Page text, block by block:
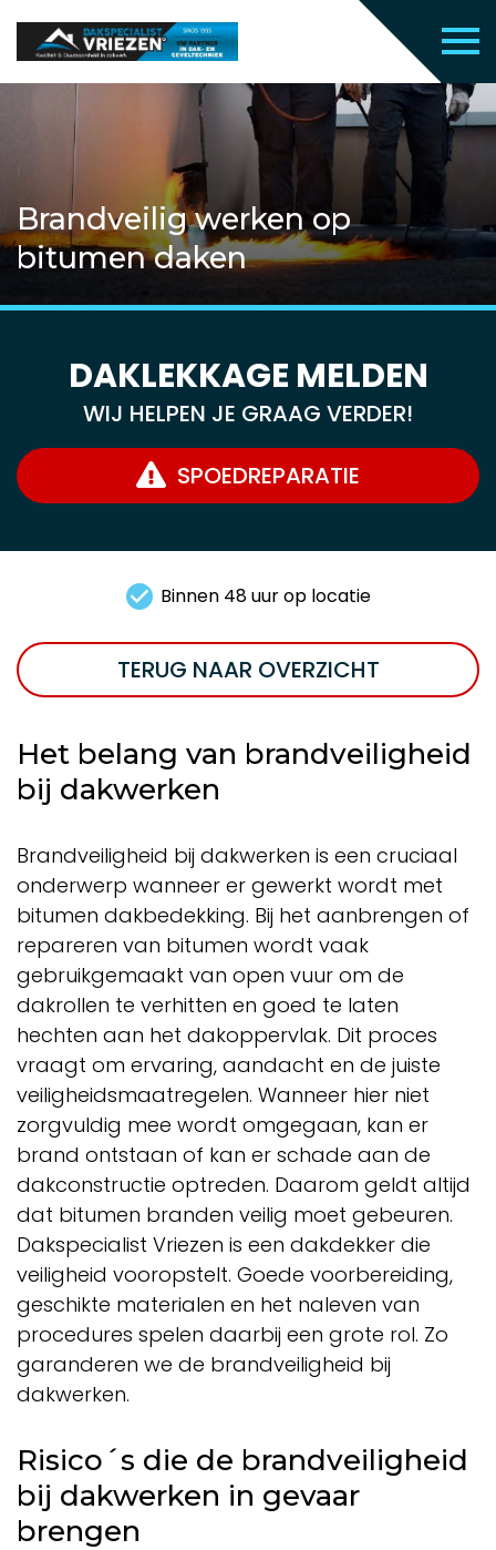
Brandveilig werken op
bitumen daken
DAKLEKKAGE MELDEN
WIJ HELPEN JE GRAAG VERDER!
SPOEDREPARATIE
Binnen 48 uur op locatie
TERUG NAAR OVERZICHT
Het belang van brandveiligheid
bij dakwerken
Brandveiligheid bij dakwerken is een cruciaal
onderwerp wanneer er gewerkt wordt met
bitumen dakbedekking. Bij het aanbrengen of
repareren van bitumen wordt vaak
gebruikgemaakt van open vuur om de
dakrollen te verhitten en goed te laten
hechten aan het dakoppervlak. Dit proces
vraagt om ervaring, aandacht en de juiste
veiligheidsmaatregelen. Wanneer hier niet
zorgvuldig mee wordt omgegaan, kan er
brand ontstaan of kan er schade aan de
dakconstructie optreden. Daarom geldt altijd
dat bitumen branden veilig moet gebeuren.
Dakspecialist Vriezen is een dakdekker die
veiligheid vooropstelt. Goede voorbereiding,
geschikte materialen en het naleven van
procedures spelen daarbij een grote rol. Zo
garanderen we de brandveiligheid bij
dakwerken.
Risico´s die de brandveiligheid
bij dakwerken in gevaar
brengen